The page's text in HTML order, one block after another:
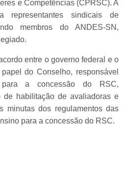
e Competências (CPRSC). A
representantes sindicais de
membros do ANDES-SN,
entre o governo federal e o
do Conselho, responsável
a concessão do RSC,
de habilitação de avaliadoras e
minutas dos regulamentos das
para a concessão do RSC.